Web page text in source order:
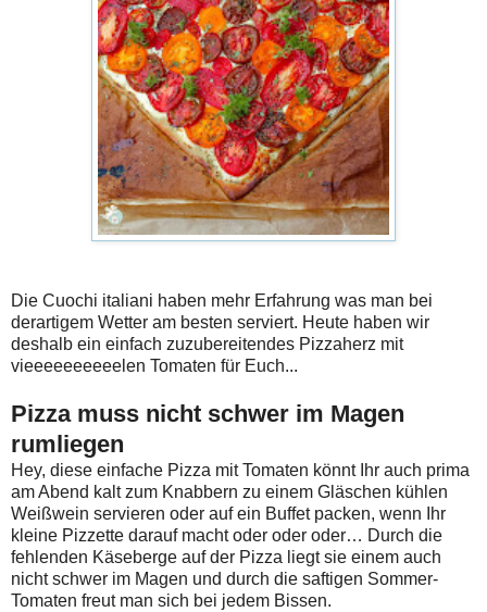
Die Cuochi italiani haben mehr Erfahrung was man bei
derartigem Wetter am besten serviert. Heute haben wir
deshalb ein einfach zuzubereitendes Pizzaherz mit
vieeeeeeeeeelen Tomaten für Euch...
Pizza muss nicht schwer im Magen
rumliegen
Hey, diese einfache Pizza mit Tomaten könnt Ihr auch prima
am Abend kalt zum Knabbern zu einem Gläschen kühlen
Weißwein servieren oder auf ein Buffet packen, wenn Ihr
kleine Pizzette darauf macht oder oder oder… Durch die
fehlenden Käseberge auf der Pizza liegt sie einem auch
nicht schwer im Magen und durch die saftigen Sommer-
Tomaten freut man sich bei jedem Bissen.